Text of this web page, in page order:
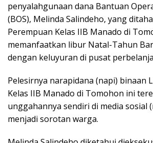
penyalahgunaan dana Bantuan
(BOS), Melinda Salindeho, yang
Perempuan Kelas IIB Manado di
memanfaatkan libur Natal-Tahun
dengan keluyuran di pusat
Pelesirnya narapidana (napi) binaan
Kelas IIB Manado di Tomohon ini
unggahannya sendiri di media sosial
menjadi sorotan warga.